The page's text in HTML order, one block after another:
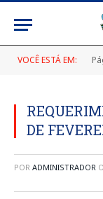
VOCÊ ESTÁ EM:
DE
POR ADMINISTRADOR